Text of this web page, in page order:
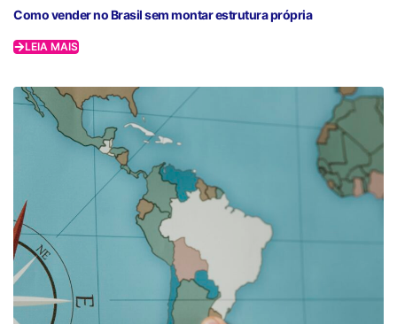
Como vender no Brasil sem montar estrutura própria
LEIA MAIS